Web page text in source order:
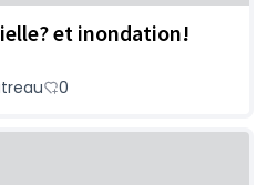
et inondation!
0